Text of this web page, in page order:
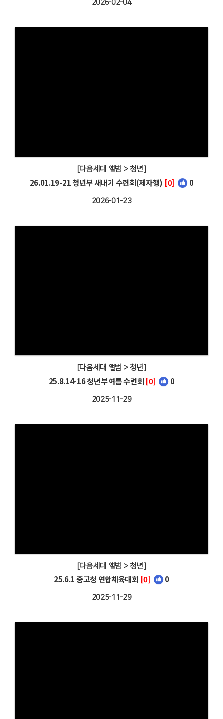
2026-02-04
[다음세대 앨범 > 청년]
26.01.19-21 청년부 새내기 수련회(제자행) [0] 0
2026-01-23
[다음세대 앨범 > 청년]
25.8.14-16 청년부 여름 수련회 [0] 0
2025-11-29
[다음세대 앨범 > 청년]
25.6.1 중고청 연합체육대회 [0] 0
2025-11-29